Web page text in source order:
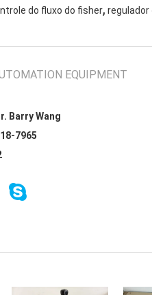
do fluxo do fisher, regulador
EQUIPMENT
Barry Wang
7965